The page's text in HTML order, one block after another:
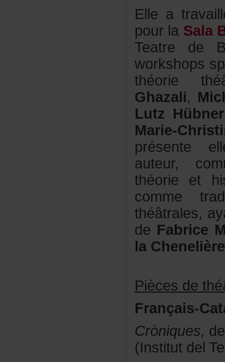
pourla
Ghazali,
LutzHübner
Marie-
de
Français-
Cròniques,